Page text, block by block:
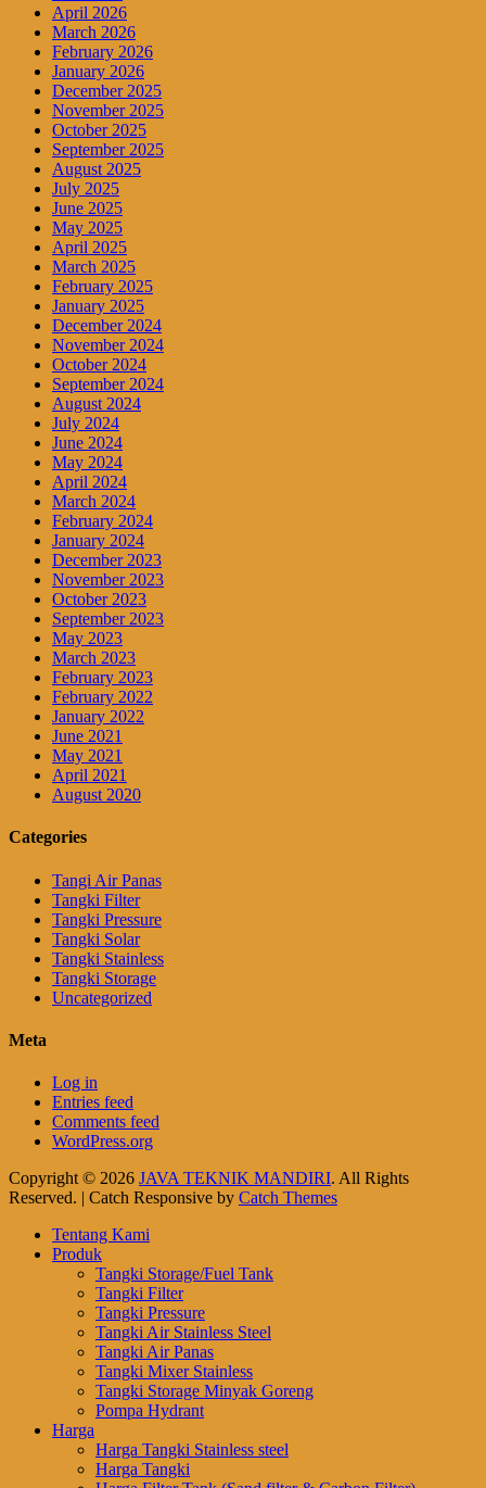
April 2026
March 2026
February 2026
January 2026
December 2025
November 2025
October 2025
September 2025
August 2025
July 2025
June 2025
May 2025
April 2025
March 2025
February 2025
January 2025
December 2024
November 2024
October 2024
September 2024
August 2024
July 2024
June 2024
May 2024
April 2024
March 2024
February 2024
January 2024
December 2023
November 2023
October 2023
September 2023
May 2023
March 2023
February 2023
February 2022
January 2022
June 2021
May 2021
April 2021
August 2020
Categories
Tangi Air Panas
Tangki Filter
Tangki Pressure
Tangki Solar
Tangki Stainless
Tangki Storage
Uncategorized
Meta
Log in
Entries feed
Comments feed
WordPress.org
Copyright © 2026 JAVA TEKNIK MANDIRI. All Rights
Reserved. | Catch Responsive by Catch Themes
Tentang Kami
Produk
Tangki Storage/Fuel Tank
Tangki Filter
Tangki Pressure
Tangki Air Stainless Steel
Tangki Air Panas
Tangki Mixer Stainless
Tangki Storage Minyak Goreng
Pompa Hydrant
Harga
Harga Tangki Stainless steel
Harga Tangki